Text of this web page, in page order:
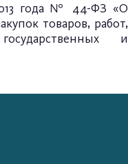
года № 44-ФЗ «О
товаров, работ,
и